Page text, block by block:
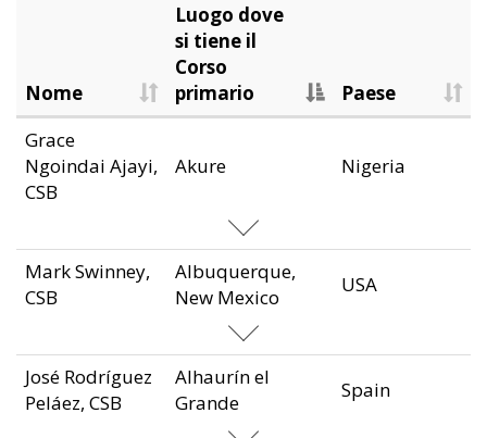
Nome
Luogo dove
si tiene il
Corso
primario
Paese
Grace
Ngoindai Ajayi,
CSB
Akure Nigeria
Mark Swinney,
CSB
Albuquerque,
New Mexico
USA
José Rodríguez
Peláez, CSB
Alhaurín el
Grande
Spain